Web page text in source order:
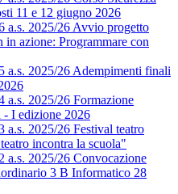
11 e 12 giugno 2026
a.s. 2025/26 Avvio progetto
azione: Programmare con
a.s. 2025/26 Adempimenti finali
a.s. 2025/26 Formazione
I edizione 2026
a.s. 2025/26 Festival teatro
incontra la scuola"
a.s. 2025/26 Convocazione
3 B Informatico 28